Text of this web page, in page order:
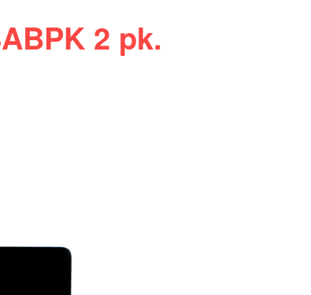
2 pk.